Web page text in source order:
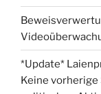
*Update*
Keine